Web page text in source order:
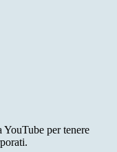
YouTube per tenere